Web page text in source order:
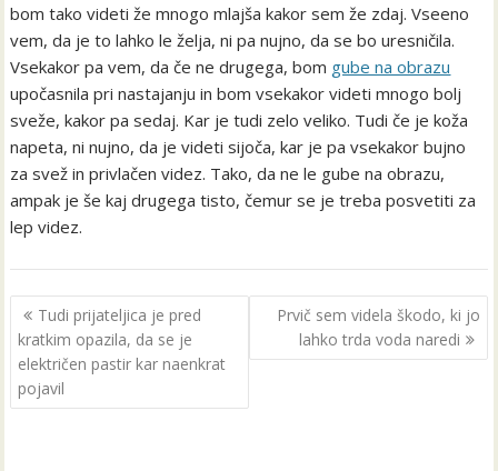
bom tako videti že mnogo mlajša kakor sem že zdaj. Vseeno
vem, da je to lahko le želja, ni pa nujno, da se bo uresničila.
Vsekakor pa vem, da če ne drugega, bom gube na obrazu
upočasnila pri nastajanju in bom vsekakor videti mnogo bolj
sveže, kakor pa sedaj. Kar je tudi zelo veliko. Tudi če je koža
napeta, ni nujno, da je videti sijoča, kar je pa vsekakor bujno
za svež in privlačen videz. Tako, da ne le gube na obrazu,
ampak je še kaj drugega tisto, čemur se je treba posvetiti za
lep videz.
Navigacija
prispevka
Tudi prijateljica je pred
kratkim opazila, da se je
električen pastir kar naenkrat
pojavil
Prvič sem videla škodo, ki jo
lahko trda voda naredi